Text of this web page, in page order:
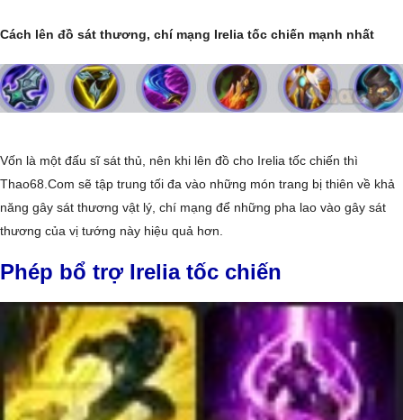
Cách lên đồ sát thương, chí mạng Irelia tốc chiến mạnh nhất
Vốn là một đấu sĩ sát thủ, nên khi lên đồ cho Irelia tốc chiến thì
Thao68.Com sẽ tập trung tối đa vào những món trang bị thiên về khả
năng gây sát thương vật lý, chí mạng để những pha lao vào gây sát
thương của vị tướng này hiệu quả hơn.
Phép bổ trợ Irelia tốc chiến